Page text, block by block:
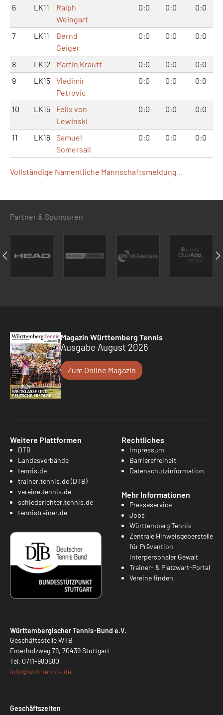
6 LK11
Ralph
Weingart
0:0 0:0 0:0
7 LK11
Bernd
Geiger
0:0 0:0 0:0
8 LK12 Martin Krautt 0:0 0:0
0:0
9
LK15
Vladimir
Petrovic
0:0 0:0 0:0
10 LK15
Felix von
Lewinski
0:0 0:0 0:0
11 LK16
Samuel
Somersall
0:0 0:0 0:0
Vollständige Namentliche Mannschaftsmeldung...
Partner & Sponsoren
Magazin Württemberg Tennis
Ausgabe August 2026
Zum Online Magazin
Weitere Plattformen
DTB
Landesverbände
tennis.de
trainer.tennis.de (DTB)
vereine.tennis.de
schiedsrichter.tennis.de
tennistrainer.de
Rechtliches
Impressum
Barrierefreiheit
Datenschutzinformation
Mehr Informationen
Presseservice
Jobs
Württemberg Tennis
Zentrale Hinweisgeberstelle
für Prävention
interpersonaler Gewalt
Trainer- & Platzwart-Portal
Vereine finden
Württembergischer Tennis-Bund e.V.
Geschäftsstelle WTB
Emerholzweg 79, 70439 Stuttgart
Tel. 0711-980680
info@wtb-tennis.de
Geschäftszeiten